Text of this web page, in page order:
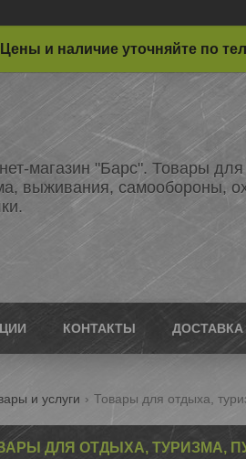
Цены и наличие уточняйте по
магазин "Барс". Товары для
выживания, самообороны,
КОНТАКТЫ ДОСТАВКА
и услуги Товары для отдыха,
ДЛЯ ОТДЫХА, ТУРИЗМА,